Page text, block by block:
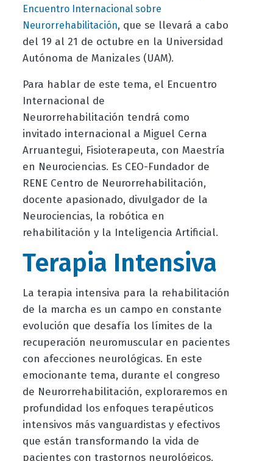
Encuentro Internacional sobre
Neurorrehabilitación, que se llevará a cabo
del 19 al 21 de octubre en la Universidad
Autónoma de Manizales (UAM).
Para hablar de este tema, el Encuentro
Internacional de
Neurorrehabilitación tendrá como
invitado internacional a Miguel Cerna
Arruantegui, Fisioterapeuta, con Maestría
en Neurociencias. Es CEO-Fundador de
RENE Centro de Neurorrehabilitación,
docente apasionado, divulgador de la
Neurociencias, la robótica en
rehabilitación y la Inteligencia Artificial.
Terapia Intensiva
La terapia intensiva para la rehabilitación
de la marcha es un campo en constante
evolución que desafía los límites de la
recuperación neuromuscular en pacientes
con afecciones neurológicas. En este
emocionante tema, durante el congreso
de Neurorrehabilitación, exploraremos en
profundidad los enfoques terapéuticos
intensivos más vanguardistas y efectivos
que están transformando la vida de
pacientes con trastornos neurológicos.